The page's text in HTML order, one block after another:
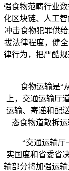
强食物范畴行业
化区块链、人工
冲击食物犯罪供
拔法律程度，健
律行为，把严酷
食物运输是“从
上，交通运输厅
运输、寄递和配
态食物道散拆
“交通运输厅一
实国度和省委省
输部分将加强运